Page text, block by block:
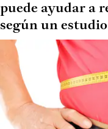
puede ayudar a
según un estudio